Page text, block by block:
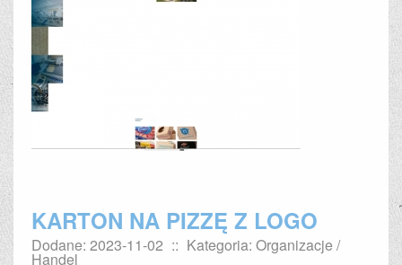
KARTON NA PIZZĘ Z LOGO
Dodane: 2023-11-02 :: Kategoria: Organizacje /
Handel